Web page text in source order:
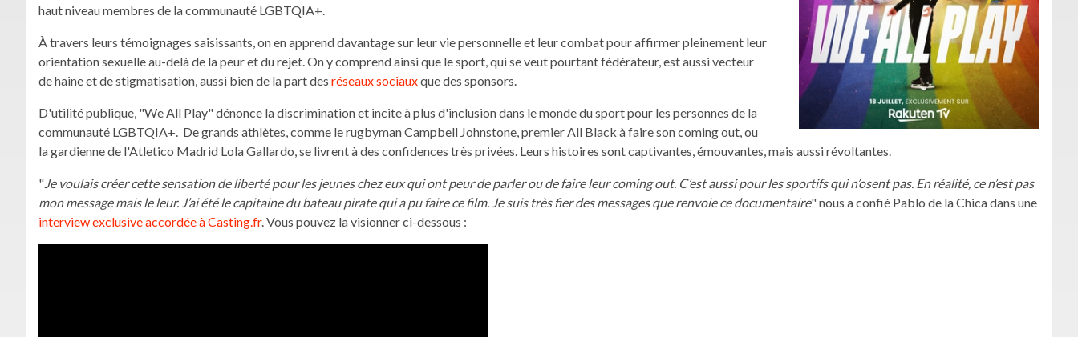
haut niveau membres de la communauté LGBTQIA+.
À travers leurs témoignages saisissants, on en apprend davantage sur leur vie personnelle et leur combat pour affirmer pleinement leur
orientation sexuelle au-delà de la peur et du rejet. On y comprend ainsi que le sport, qui se veut pourtant fédérateur, est aussi vecteur
de haine et de stigmatisation, aussi bien de la part des réseaux sociauxque des sponsors.
D'utilité publique, "We All Play" dénonce la discrimination et incite à plus d'inclusion dans le monde du sport pour les personnes de la
communauté LGBTQIA+. De grands athlètes, comme le rugbyman Campbell Johnstone, premier All Black à faire son coming out, ou
la gardienne de l'Atletico Madrid Lola Gallardo, se livrent à des confidences très privées. Leurs histoires sont captivantes, émouvantes, mais aussi révoltantes.
"Je voulais créer cette sensation de liberté pour les jeunes chez eux qui ont peur de parler ou de faire leur coming out. C’est aussi pour les sportifs qui n’osent pas. En réalité, ce n’est pas
mon message mais le leur. J’ai été le capitaine du bateau pirate qui a pu faire ce film. Je suis très fier des messages que renvoie ce documentaire" nous a confié Pablo de la Chica dans une
interview exclusive accordée à Casting.fr. Vous pouvez la visionner ci-dessous :